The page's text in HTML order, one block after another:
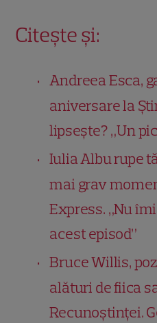
Citește și:
Andreea Esca,
aniversare la
lipsește? „Un
Iulia Albu rupe
mai grav
Express. „Nu
acest episod”
Bruce Willis,
alături de fiica
Recunoștinței.